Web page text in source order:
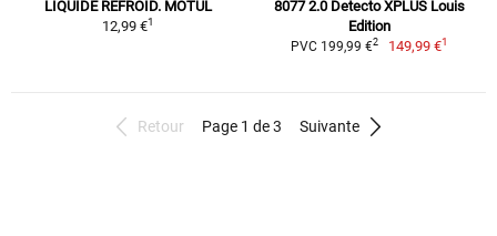
LIQUIDE REFROID. MOTUL
12,99 €1
8077 2.0 Detecto XPLUS Louis
Edition
PVC 199,99 €2 149,99 €1
Retour Page 1 de 3 Suivante